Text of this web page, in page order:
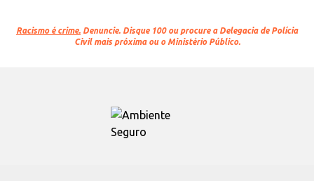
Racismo é crime. Denuncie. Disque 100 ou procure a Delegacia de Polícia
Civil mais próxima ou o Ministério Público.